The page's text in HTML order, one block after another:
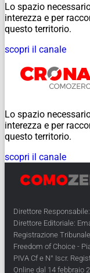
Lo spazio
interezza e per
questo territorio.
scopri il canale
Lo spazio
interezza e per
questo territorio.
scopri il canale
Direttore
Direttore Editoriale:
Registrazione
Freedom of Choice -
PIVA Cf e N° Iscr.
Online dal 14 febbraio